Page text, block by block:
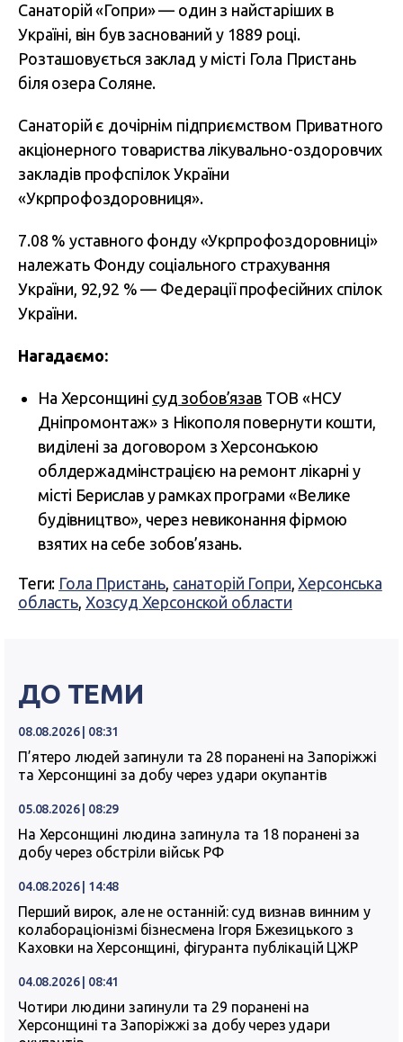
Санаторій «Гопри» — один з найстаріших в
Україні, він був заснований у 1889 році.
Розташовується заклад у місті Гола Пристань
біля озера Соляне.
Санаторій є дочірнім підприємством Приватного
акціонерного товариства лікувально-оздоровчих
закладів профспілок України
«Укрпрофоздоровниця».
7.08 % уставного фонду «Укрпрофоздоровниці»
належать Фонду соціального страхування
України, 92,92 % — Федерації професійних спілок
України.
Нагадаємо:
На Херсонщині суд зобов’язавТОВ «НСУ
Дніпромонтаж» з Нікополя повернути кошти,
виділені за договором з Херсонською
облдержадмінстрацією на ремонт лікарні у
місті Берислав у рамках програми «Велике
будівництво», через невиконання фірмою
взятих на себе зобов’язань.
Теги: Гола Пристань, санаторій Гопри,Херсонська
область, Хозсуд Херсонской области
ДО ТЕМИ
08.08.2026 | 08:31
П’ятеро людей загинули та 28 поранені на Запоріжжі
та Херсонщині за добу через удари окупантів
05.08.2026 | 08:29
На Херсонщині людина загинула та 18 поранені за
добу через обстріли військ РФ
04.08.2026 | 14:48
Перший вирок, але не останній: суд визнав винним у
колабораціонізмі бізнесмена Ігоря Бжезицького з
Каховки на Херсонщині, фігуранта публікацій ЦЖР
04.08.2026 | 08:41
Чотири людини загинули та 29 поранені на
Херсонщині та Запоріжжі за добу через удари